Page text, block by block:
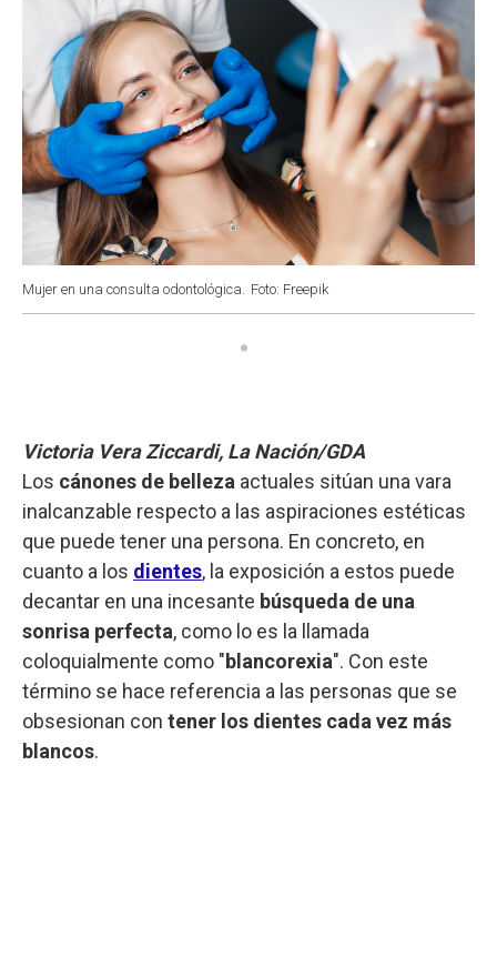
Mujer en una consulta odontológica. Foto: Freepik
Victoria Vera Ziccardi, La Nación/GDA
Los cánones de belleza actuales sitúan una vara
inalcanzable respecto a las aspiraciones estéticas
que puede tener una persona. En concreto, en
cuanto a los dientes, la exposición a estos puede
decantar en una incesante búsqueda de una
sonrisa perfecta, como lo es la llamada
coloquialmente como "blancorexia". Con este
término se hace referencia a las personas que se
obsesionan con tener los dientes cada vez más
blancos.